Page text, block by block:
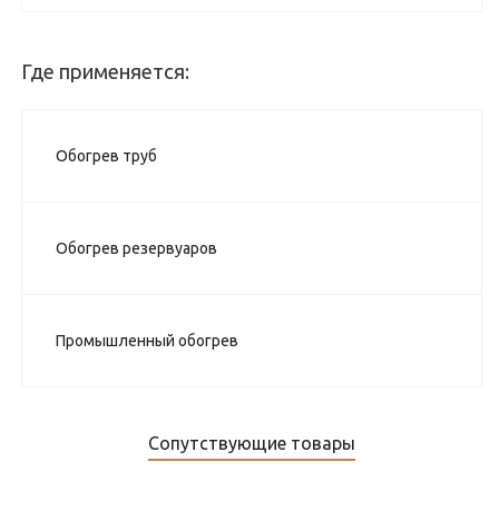
Где применяется:
Обогрев труб
Обогрев резервуаров
Промышленный обогрев
Сопутствующие товары